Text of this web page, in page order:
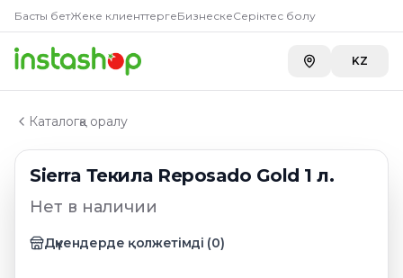
Басты бетЖеке клиенттергеБизнескеСеріктес болу
KZ
Каталогқа оралу
Sierra Текила Reposado Gold 1 л.
Нет в наличии
Дүкендерде қолжетімді (0)
Главная
Каталог
Sierra Текила Reposado Gold 1 л.